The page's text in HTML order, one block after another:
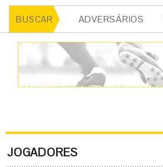
BUSCAR ADVERSÁRIOS
JOGADORES